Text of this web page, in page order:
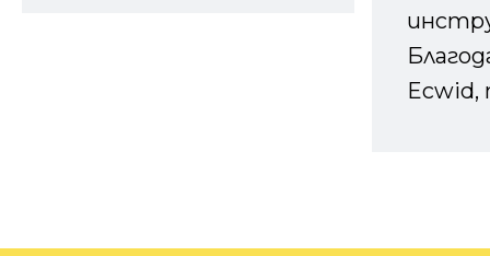
Ecwid,